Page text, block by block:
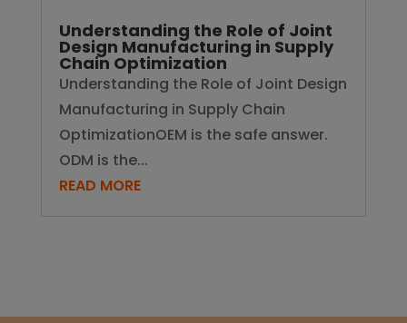
Understanding the Role of Joint
Design Manufacturing in Supply
Chain Optimization
Understanding the Role of Joint Design
Manufacturing in Supply Chain
OptimizationOEM is the safe answer.
ODM is the...
READ MORE